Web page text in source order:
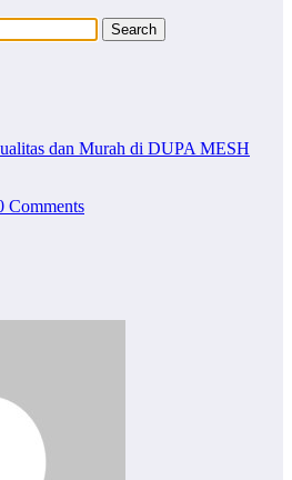
dan Murah di DUPA MESH
Comments